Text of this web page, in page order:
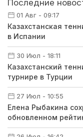
Последние
01 Авг - 09:17
Казахстанская
в Испании
30 Июл - 18:11
Казахстанский
турнире в Турции
27 Июл - 10:55
Елена Рыбакина
обновленном